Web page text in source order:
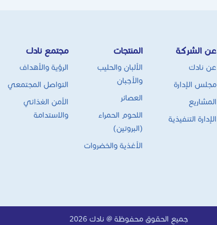
عن الشركة
عن نادك
مجلس الإدارة
المشاريع
الإدارة التنفيذية
المنتجات
الألبان والحليب
والأجبان
العصائر
اللحوم الحمراء
(البروتين)
الأغذية والخضروات
مجتمع نادك
الرؤية والأهداف
التواصل المجتمعي
الأمن الغذائي
والاستدامة
جميع الحقوق محفوظة @ نادك 2026